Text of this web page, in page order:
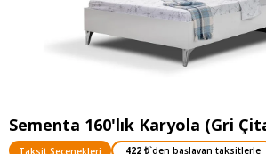
Sementa 160'lık Karyola (Gri
422 ₺`den başlayan taksitlerle